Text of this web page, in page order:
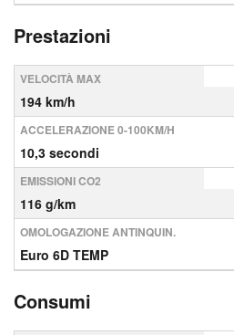
Prestazioni
VELOCITÀ MAX
194 km/h
ACCELERAZIONE 0-100KM/H
10,3 secondi
EMISSIONI CO2
116 g/km
OMOLOGAZIONE ANTINQUIN.
Euro 6D TEMP
Consumi